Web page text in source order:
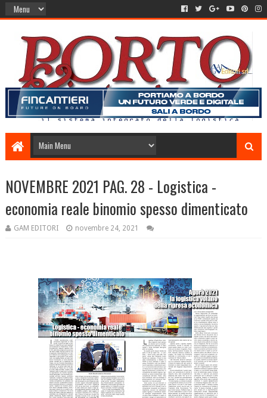
NOVEMBRE 2021 PAG. 28 - Logistica -
economia reale binomio spesso dimenticato
GAM EDITORI novembre 24, 2021